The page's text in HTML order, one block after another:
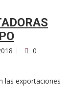
0
las exportaciones